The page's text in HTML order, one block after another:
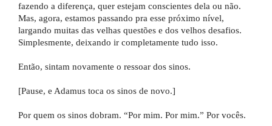
fazendo a diferença, quer estejam conscientes dela ou não.
Mas, agora, estamos passando pra esse próximo nível,
largando muitas das velhas questões e dos velhos desafios.
Simplesmente, deixando ir completamente tudo isso.
Então, sintam novamente o ressoar dos sinos.
[Pause, e Adamus toca os sinos de novo.]
Por quem os sinos dobram. “Por mim. Por mim.” Por vocês.